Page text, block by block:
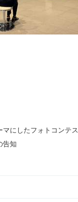
にしたフォトコンテ
告知